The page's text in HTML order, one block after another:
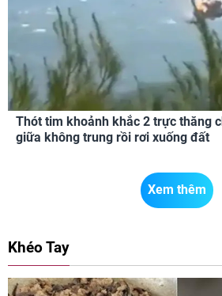
Thót tim khoảnh khắc 2 trực thăng
giữa không trung rồi rơi xuống đất
Xem thêm
Khéo Tay